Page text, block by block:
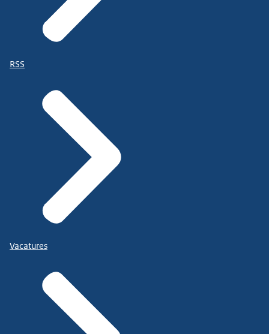
RSS
Vacatures